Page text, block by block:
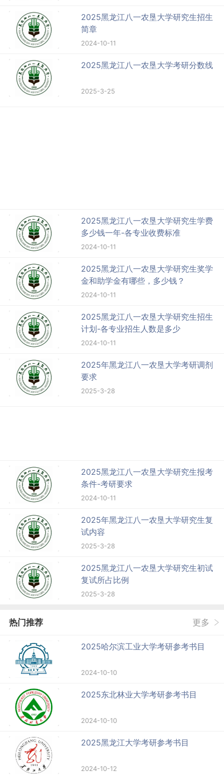
2025黑龙江八一农垦大学研究生招生
简章
2024-10-11
2025黑龙江八一农垦大学考研分数线
2025-3-25
2025黑龙江八一农垦大学研究生学费
多少钱一年-各专业收费标准
2024-10-11
2025黑龙江八一农垦大学研究生奖学
金和助学金有哪些，多少钱？
2024-10-11
2025黑龙江八一农垦大学研究生招生
计划-各专业招生人数是多少
2024-10-11
2025年黑龙江八一农垦大学考研调剂
要求
2025-3-28
2025黑龙江八一农垦大学研究生报考
条件-考研要求
2024-10-11
2025年黑龙江八一农垦大学研究生复
试内容
2025-3-28
2025黑龙江八一农垦大学研究生初试
复试所占比例
2025-3-28
热门推荐 更多
2025哈尔滨工业大学考研参考书目
2024-10-10
2025东北林业大学考研参考书目
2024-10-10
2025黑龙江大学考研参考书目
2024-10-12